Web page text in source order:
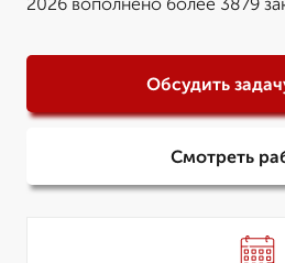
Обсудить
Смотреть